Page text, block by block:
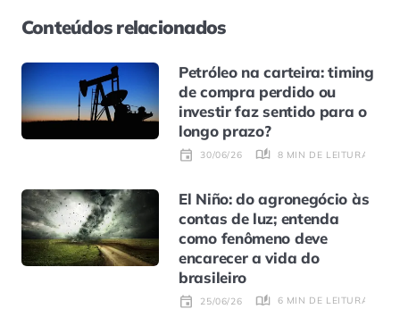
Conteúdos relacionados
Petróleo na carteira: timing
de compra perdido ou
investir faz sentido para o
longo prazo?
30/06/26 8 MIN DE LEITURA
El Niño: do agronegócio às
contas de luz; entenda
como fenômeno deve
encarecer a vida do
brasileiro
25/06/26 6 MIN DE LEITURA